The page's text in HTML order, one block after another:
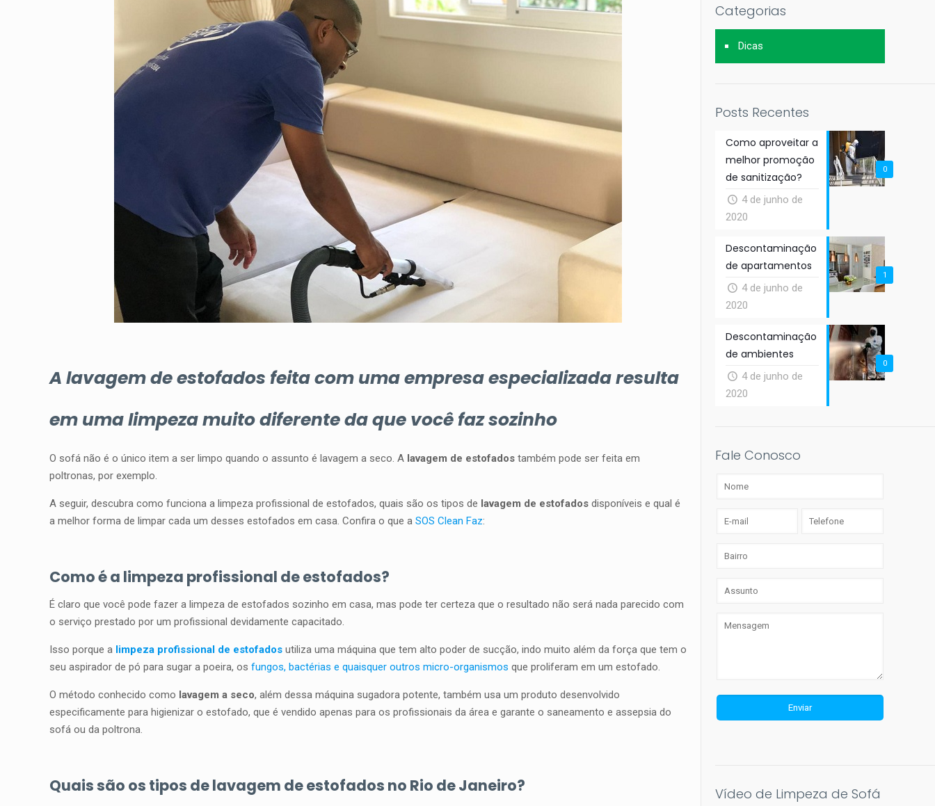
A lavagem de estofados feita com uma empresa especializada resulta
em uma limpeza muito diferente da que você faz sozinho
O sofá não é o único item a ser limpo quando o assunto é lavagem a seco. A lavagem de estofados também pode ser feita em
poltronas, por exemplo.
A seguir, descubra como funciona a limpeza profissional de estofados, quais são os tipos de lavagem de estofados disponíveis e qual é
a melhor forma de limpar cada um desses estofados em casa. Confira o que aSOS Clean Faz:
Como é a limpeza profissional de estofados?
É claro que você pode fazer a limpeza de estofados sozinho em casa, mas pode ter certeza que o resultado não será nada parecido com
o serviço prestado por um profissional devidamente capacitado.
Isso porque a limpeza profissional de estofados utiliza uma máquina que tem alto poder de sucção, indo muito além da força que tem o
seu aspirador de pó para sugar a poeira, osfungos, bactérias e quaisquer outros micro-organismos que proliferam em um estofado.
O método conhecido como lavagem a seco, além dessa máquina sugadora potente, também usa um produto desenvolvido
especificamente para higienizar o estofado, que é vendido apenas para os profissionais da área e garante o saneamento e assepsia do
sofá ou da poltrona.
Quais são os tipos de lavagem de estofados no Rio de Janeiro?
Categorias
Dicas
Posts Recentes
0
Como aproveitar a
melhor promoção
de sanitização?
4 de junho de
2020
1
Descontaminação
de apartamentos
4 de junho de
2020
0
Descontaminação
de ambientes
4 de junho de
2020
Fale Conosco
Vídeo de Limpeza de Sofá